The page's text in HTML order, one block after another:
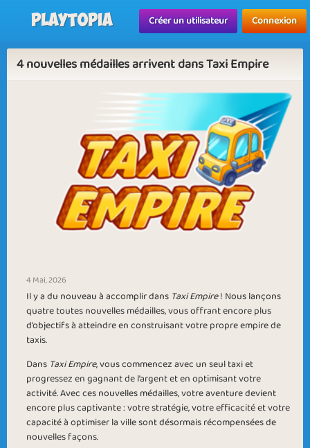
Playtopia Créer un utilisateur Connexion
4 nouvelles médailles arrivent dans Taxi Empire
4 Mai, 2026
Il y a du nouveau à accomplir dans Taxi Empire! Nous lançons
quatre toutes nouvelles médailles, vous offrant encore plus
d’objectifs à atteindre en construisant votre propre empire de
taxis.
Dans Taxi Empire, vous commencez avec un seul taxi et
progressez en gagnant de l’argent et en optimisant votre
activité. Avec ces nouvelles médailles, votre aventure devient
encore plus captivante : votre stratégie, votre efficacité et votre
capacité à optimiser la ville sont désormais récompensées de
nouvelles façons.